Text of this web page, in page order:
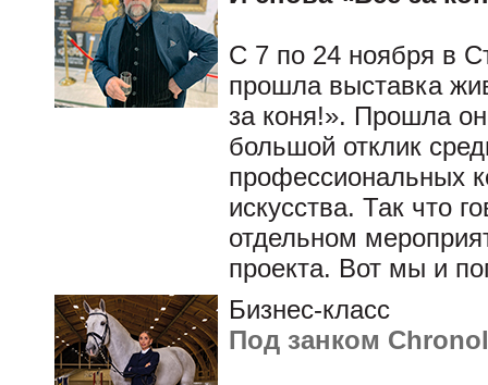
С 7 по 24 ноября в
прошла выставка
за коня!». Прошла
большой отклик
профессиональных
искусства. Так что
отдельном
проекта. Вот мы и
Бизнес-класс
Под занком